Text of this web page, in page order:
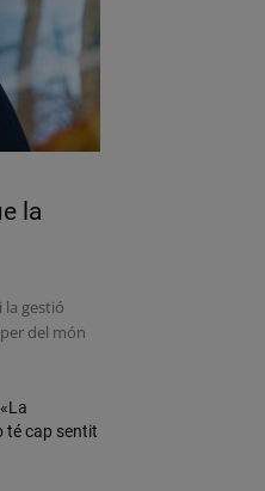
la
gestió
del món
té cap sentit